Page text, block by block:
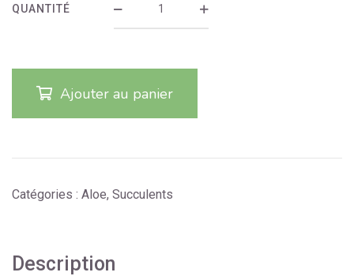
QUANTITÉ
Ajouter au panier
Catégories : Aloe, Succulents
Description